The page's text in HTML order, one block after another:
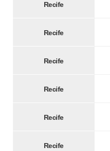
Recife
Recife
Recife
Recife
Recife
Recife